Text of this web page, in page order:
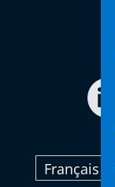
Français